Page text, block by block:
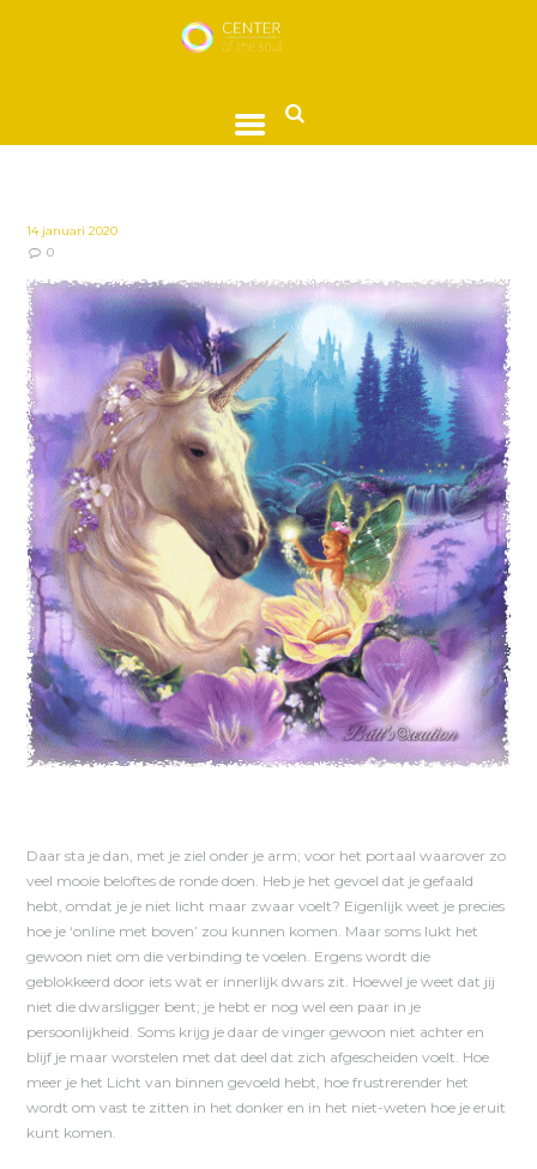
14 januari 2020
0
Daar sta je dan, met je ziel onder je arm; voor het portaal waarover zo
veel mooie beloftes de ronde doen. Heb je het gevoel dat je gefaald
hebt, omdat je je niet licht maar zwaar voelt? Eigenlijk weet je precies
hoe je ‘online met boven’ zou kunnen komen. Maar soms lukt het
gewoon niet om die verbinding te voelen. Ergens wordt die
geblokkeerd door iets wat er innerlijk dwars zit. Hoewel je weet dat jij
niet die dwarsligger bent; je hebt er nog wel een paar in je
persoonlijkheid. Soms krijg je daar de vinger gewoon niet achter en
blijf je maar worstelen met dat deel dat zich afgescheiden voelt. Hoe
meer je het Licht van binnen gevoeld hebt, hoe frustrerender het
wordt om vast te zitten in het donker en in het niet-weten hoe je eruit
kunt komen.